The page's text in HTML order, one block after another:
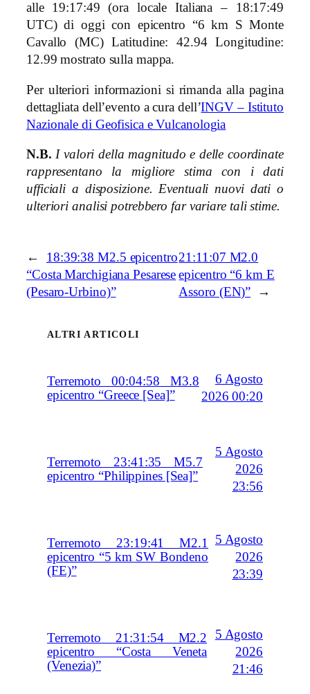
alle 19:17:49 (ora locale Italiana – 18:17:49
UTC) di oggi con epicentro “6 km S Monte
Cavallo (MC)Latitudine: 42.94 Longitudine:
12.99 mostrato sulla mappa.
Per ulteriori informazioni si rimanda alla pagina
dettagliata dell’evento a cura dell’INGV – Istituto
Nazionale di Geofisica e Vulcanologia
N.B. I valori della magnitudo e delle coordinate
rappresentano la migliore stima con i dati
ufficiali a disposizione. Eventuali nuovi dati o
ulteriori analisi potrebbero far variare tali stime.
←
18:39:38 M2.5 epicentro
“Costa Marchigiana Pesarese
(Pesaro-Urbino)”
21:11:07 M2.0
epicentro “6 km E
Assoro (EN)”
→
ALTRI ARTICOLI
Terremoto 00:04:58 M3.8
epicentro “Greece [Sea]”
6 Agosto
2026 00:20
Terremoto 23:41:35 M5.7
epicentro “Philippines [Sea]”
5 Agosto
2026
23:56
Terremoto 23:19:41 M2.1
epicentro “5 km SW Bondeno
(FE)”
5 Agosto
2026
23:39
Terremoto 21:31:54 M2.2
epicentro “Costa Veneta
(Venezia)”
5 Agosto
2026
21:46